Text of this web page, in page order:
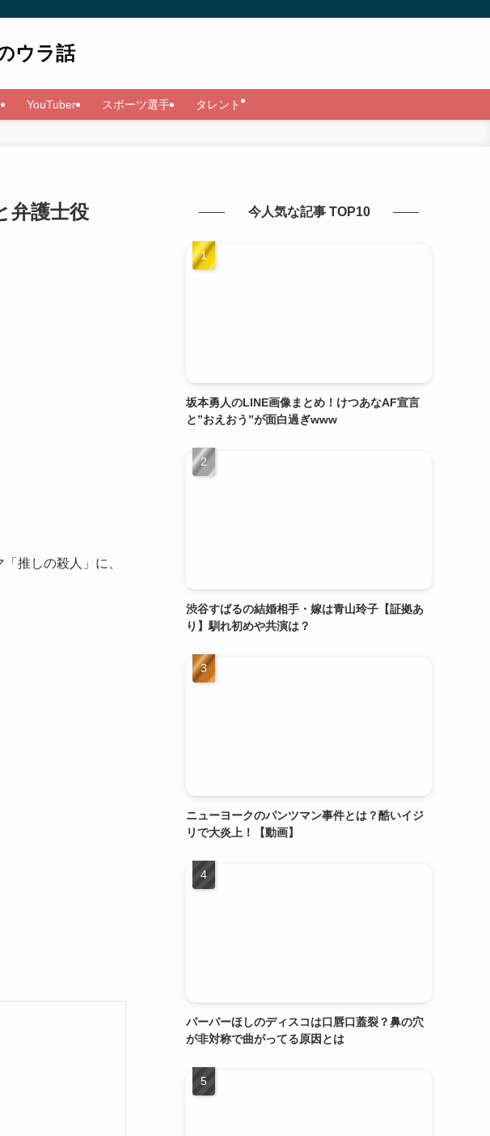
ウラ話
YouTuber スポーツ選手 タレント
弁護士役
推しの殺人」に、
今人気な記事 TOP10
坂本勇人のLINE画像まとめ！けつあなAF宣言
と”おえおう”が面白過ぎwww
渋谷すばるの結婚相手・嫁は青山玲子【証拠あ
り】馴れ初めや共演は？
ニューヨークのパンツマン事件とは？酷いイジ
リで大炎上！【動画】
パーパーほしのディスコは口唇口蓋裂？鼻の穴
が非対称で曲がってる原因とは